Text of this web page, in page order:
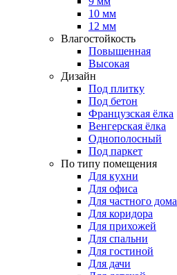
10 мм
12 мм
Влагостойкость
Повышенная
Высокая
Дизайн
Под плитку
Под бетон
Французская ёлка
Венгерская ёлка
Однополосный
Под паркет
По типу помещения
Для кухни
Для офиса
Для частного дома
Для коридора
Для прихожей
Для спальни
Для гостиной
Для дачи